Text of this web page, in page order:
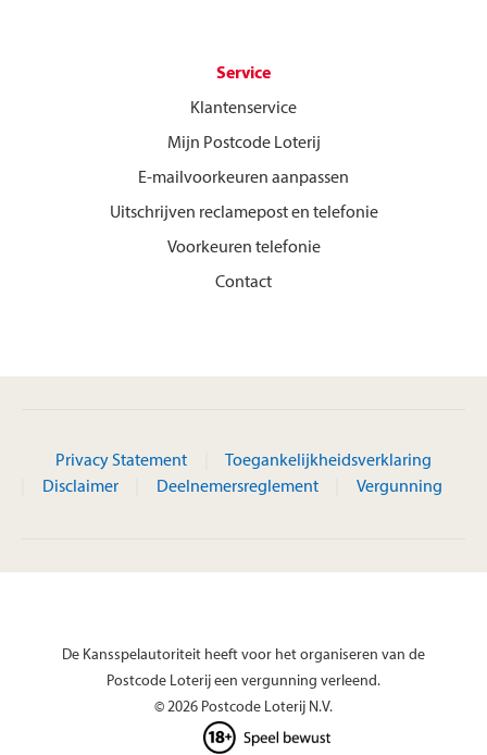
Service
Klantenservice
Mijn Postcode Loterij
E-mailvoorkeuren aanpassen
Uitschrijven reclamepost en telefonie
Voorkeuren telefonie
Contact
Privacy Statement
Toegankelijkheidsverklaring
Disclaimer
Deelnemersreglement Vergunning
De Kansspelautoriteit heeft voor het organiseren van de
Postcode Loterij een vergunning verleend.
© 2026 Postcode Loterij N.V.